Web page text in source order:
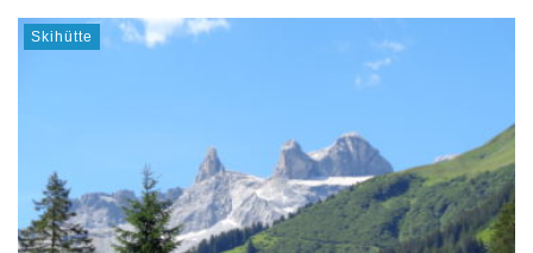
Skihütte